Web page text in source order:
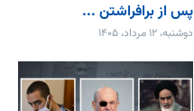
پس از برافراشتن ...
دوشنبه، ۱۲ مرداد، ۱۴۰۵